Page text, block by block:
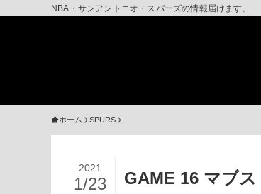
NBA・サンアントニオ・スパーズの情報届けます。
ホーム SPURS
GAME 16 マブス
2021
1/23